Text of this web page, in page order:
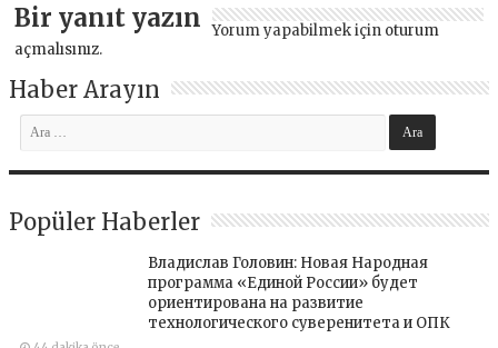
Bir yanıt yazın Yorum yapabilmek için oturum
açmalısınız.
Haber Arayın
Popüler Haberler
Владислав Головин: Новая Народная
программа «Единой России» будет
ориентирована на развитие
технологического суверенитета и ОПК